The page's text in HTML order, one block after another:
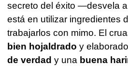
secreto del éxito —desvela
está en utilizar ingredientes
trabajarlos con mimo. El
bien hojaldrado y
de verdad y una buena